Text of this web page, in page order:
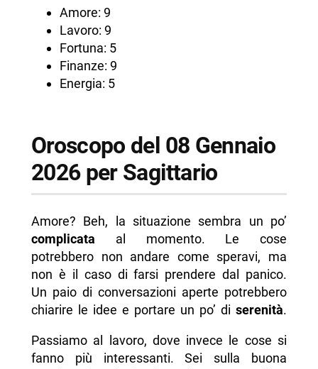
Amore: 9
Lavoro: 9
Fortuna: 5
Finanze: 9
Energia: 5
Oroscopo del 08 Gennaio
2026 per Sagittario
Amore? Beh, la situazione sembra un po’
complicata al momento. Le cose
potrebbero non andare come speravi, ma
non è il caso di farsi prendere dal panico.
Un paio di conversazioni aperte potrebbero
chiarire le idee e portare un po’ di serenità.
Passiamo al lavoro, dove invece le cose si
fanno più interessanti. Sei sulla buona